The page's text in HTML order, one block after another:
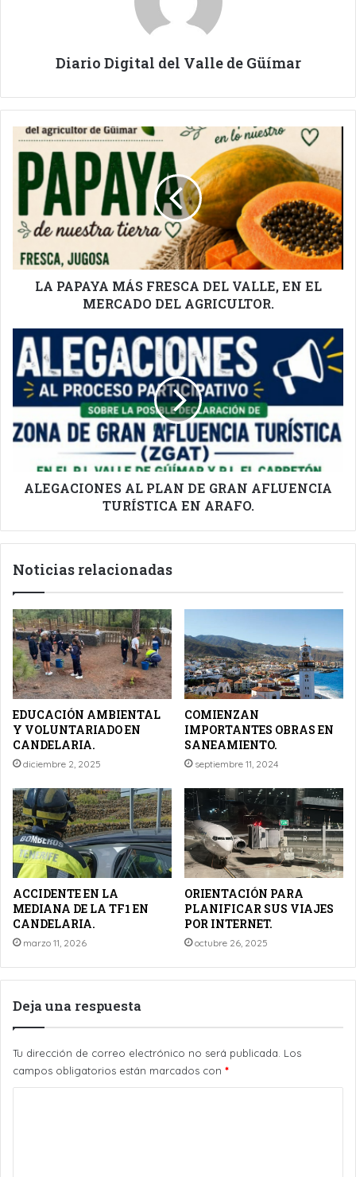
Diario Digital del Valle de Güímar
PAPAYA
FRESCA
VALLE,
EN
EL
MERCADO
LA PAPAYA MÁS FRESCA DEL VALLE, EN EL
MERCADO DEL AGRICULTOR.
ALEGACIONES
AL
PLAN
DE
GRAN
AFLUENCIA
TURÍSTICA
ARAFO.
ALEGACIONES AL PLAN DE GRAN AFLUENCIA
TURÍSTICA EN ARAFO.
Noticias relacionadas
EDUCACIÓN AMBIENTAL
Y VOLUNTARIADO EN
CANDELARIA.
diciembre 2, 2025
COMIENZAN
IMPORTANTES OBRAS EN
SANEAMIENTO.
septiembre 11, 2024
ACCIDENTE EN LA
MEDIANA DE LA TF1 EN
CANDELARIA.
marzo 11, 2026
ORIENTACIÓN PARA
PLANIFICAR SUS VIAJES
POR INTERNET.
octubre 26, 2025
Deja una respuesta
Tu dirección de correo electrónico no será publicada. Los
campos obligatorios están marcados con *